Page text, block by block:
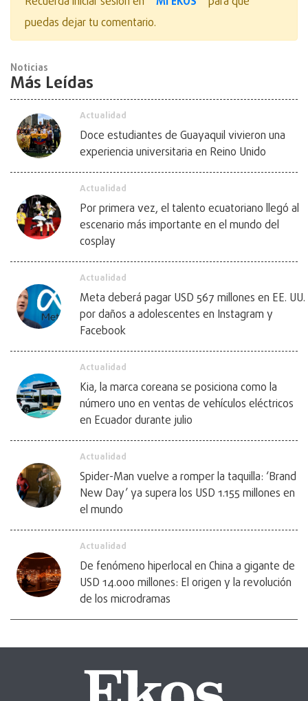
puedas dejar tu comentario.
Noticias
Más Leídas
Actualidad
Doce estudiantes de Guayaquil vivieron una
experiencia universitaria en Reino Unido
Actualidad
Por primera vez, el talento ecuatoriano llegó al
escenario más importante en el mundo del
cosplay
Actualidad
Meta deberá pagar USD 567 millones en EE. UU.
por daños a adolescentes en Instagram y
Facebook
Actualidad
Kia, la marca coreana se posiciona como la
número uno en ventas de vehículos eléctricos
en Ecuador durante julio
Actualidad
Spider-Man vuelve a romper la taquilla: ‘Brand
New Day’ ya supera los USD 1.155 millones en
el mundo
Actualidad
De fenómeno hiperlocal en China a gigante de
USD 14.000 millones: El origen y la revolución
de los microdramas